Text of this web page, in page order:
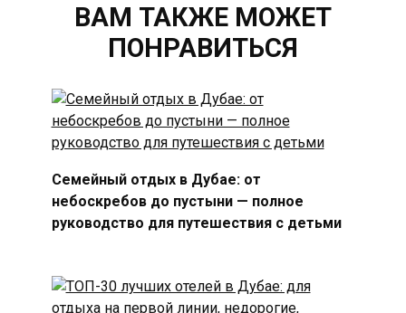
ВАМ ТАКЖЕ МОЖЕТ
ПОНРАВИТЬСЯ
Семейный отдых в Дубае: от
небоскребов до пустыни — полное
руководство для путешествия с детьми